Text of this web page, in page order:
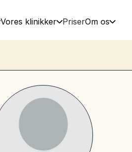
Vores klinikker PriserOm os